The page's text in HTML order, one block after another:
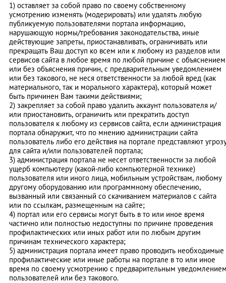
1) оставляет за собой право по своему собственному
усмотрению изменять (модерировать) или удалять любую
публикуемую пользователями портала информацию,
нарушающую нормы/требования законодательства, иные
действующие запреты, приостанавливать, ограничивать или
прекращать Ваш доступ ко всем или к любому из разделов или
сервисов сайта в любое время по любой причине с объяснением
или без объяснения причин, с предварительным уведомлением
или без такового, не неся ответственности за любой вред (как
материального, так и морального характера), который может
быть причинен Вам такими действиями;
2) закрепляет за собой право удалить аккаунт пользователя и/
или приостановить, ограничить или прекратить доступ
пользователя к любому из сервисов сайта, если администрация
портала обнаружит, что по мнению администрации сайта
пользователь либо его действия на портале представляют
для сайта и/или пользователей портала;
3) администрация портала не несет ответственности за любой
ущерб компьютеру (какой-либо компьютерной технике)
пользователя или иного лица, мобильным устройствам, любому
другому оборудованию или программному обеспечению,
вызванный или связанный со скачиванием материалов с сайта
или по ссылкам, размещенным на сайте;
4) портал или его сервисы могут быть в то или иное время
частично или полностью недоступны по причине проведения
профилактических или иных работ или по любым другим
причинам технического характера;
5) администрация портала имеет право проводить необходимые
профилактические или иные работы на портале в то или иное
время по своему усмотрению с предварительным
пользователей или без такового.